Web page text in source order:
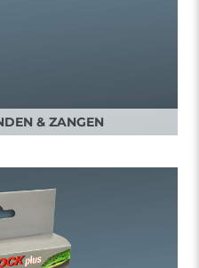
& ZANGEN